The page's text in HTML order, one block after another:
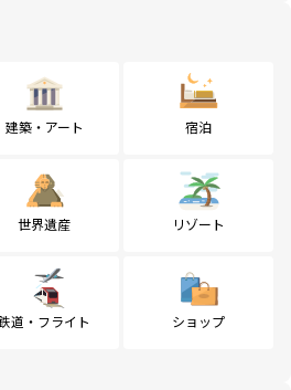
建築・アート 宿泊
世界遺産 リゾート
道・フライト ショップ